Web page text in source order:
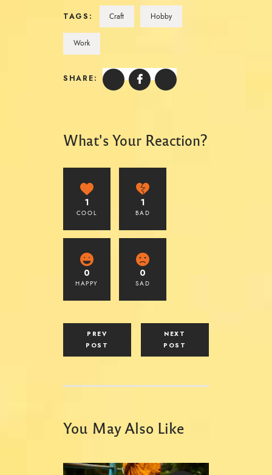
TAGS: Craft Hobby
Work
SHARE:
What's Your Reaction?
1
COOL
1
BAD
0
HAPPY
0
SAD
PREV
POST
NEXT
POST
You May Also Like